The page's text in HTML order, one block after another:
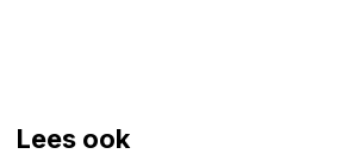
Lees ook